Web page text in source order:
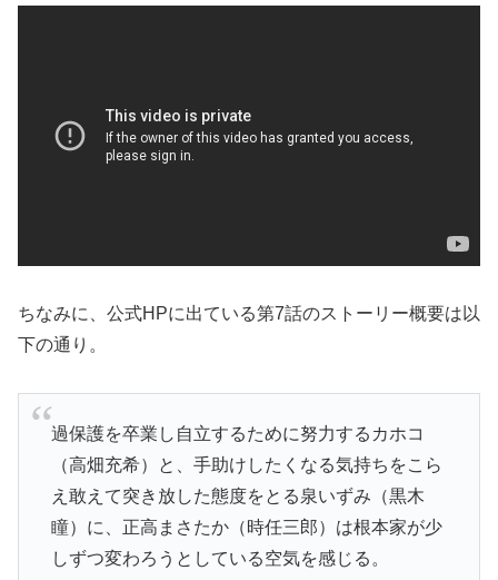
ちなみに、公式HPに出ている第7話のストーリー概要は以
下の通り。
過保護を卒業し自立するために努力するカホコ
（高畑充希）と、手助けしたくなる気持ちをこら
え敢えて突き放した態度をとる泉いずみ（黒木
瞳）に、正高まさたか（時任三郎）は根本家が少
しずつ変わろうとしている空気を感じる。